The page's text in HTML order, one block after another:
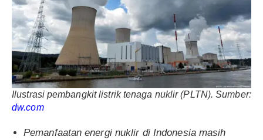
Ilustrasi pembangkit listrik tenaga nuklir (PLTN). Sumber:
dw.com
Pemanfaatan energi nuklir di Indonesia masih